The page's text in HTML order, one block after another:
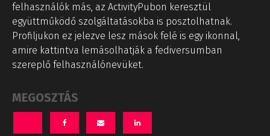
felhasználók más, az ActivityPubon keresztül
együttműködő szolgáltatásokba is posztolhatnak.
Profiljukon ez jelezve lesz mások felé is egy ikonnal,
amire kattintva lemásolhatják a fediversumban
szereplő felhasználónevüket.
MEGOSZTÁS